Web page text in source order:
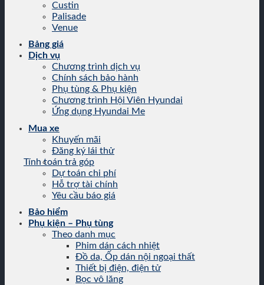
Custin
Palisade
Venue
Bảng giá
Dịch vụ
Chương trình dịch vụ
Chính sách bảo hành
Phụ tùng & Phụ kiện
Chương trình Hội Viên Hyundai
Ứng dụng Hyundai Me
Mua xe
Khuyến mãi
Đăng ký lái thử
Tính toán trả góp
Dự toán chi phí
Hỗ trợ tài chính
Yêu cầu báo giá
Bảo hiểm
Phụ kiện – Phụ tùng
Theo danh mục
Phim dán cách nhiệt
Đồ da, Ốp dán nội ngoại thất
Thiết bị điện, điện tử
Bọc vô lăng